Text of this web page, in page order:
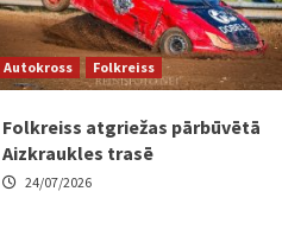
Autokross Folkreiss
Folkreiss atgriežas pārbūvētā
Aizkraukles trasē
24/07/2026